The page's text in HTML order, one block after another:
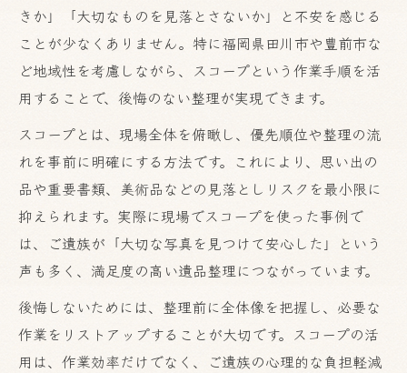
きか」「大切なものを見落とさないか」と不安を感じる
ことが少なくありません。特に福岡県田川市や豊前市な
ど地域性を考慮しながら、スコープという作業手順を活
用することで、後悔のない整理が実現できます。
スコープとは、現場全体を俯瞰し、優先順位や整理の流
れを事前に明確にする方法です。これにより、思い出の
品や重要書類、美術品などの見落としリスクを最小限に
抑えられます。実際に現場でスコープを使った事例で
は、ご遺族が「大切な写真を見つけて安心した」という
声も多く、満足度の高い遺品整理につながっています。
後悔しないためには、整理前に全体像を把握し、必要な
作業をリストアップすることが大切です。スコープの活
用は、作業効率だけでなく、ご遺族の心理的な負担軽減